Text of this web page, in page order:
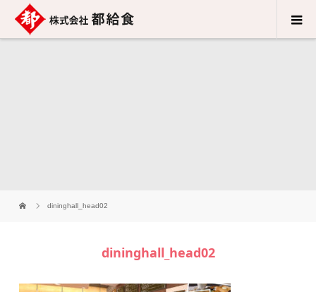
dininghall_head02
dininghall_head02